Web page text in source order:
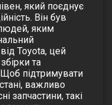
який поєднує
Він був
яким
Toyota, цей
та
підтримувати
важливо
запчастини, такі